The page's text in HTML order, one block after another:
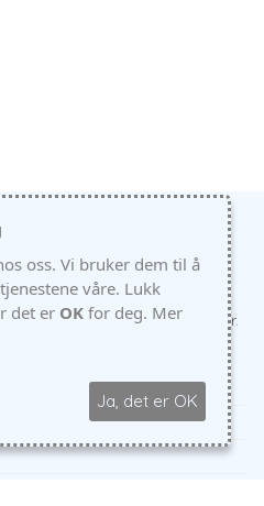
fokus vært ågjøre det lett
gi deg flere kunder og salg.
hjememside - men flere kunder.
oss. Vi bruker dem til å
våre. Lukk
det er OK for deg. Mer
Ja, det er OK